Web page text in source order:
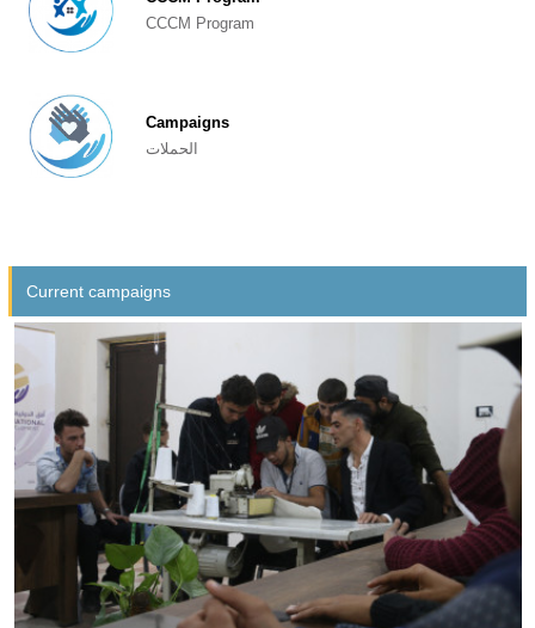
CCCM Program
Campaigns
الحملات
Current campaigns